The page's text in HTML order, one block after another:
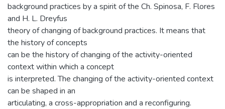
background practices by a spirit of the Ch. Spinosa, F. Flores
and H. L. Dreyfus
theory of changing of background practices. It means that
the history of concepts
can be the history of changing of the activity-oriented
context within which a concept
is interpreted. The changing of the activity-oriented context
can be shaped in an
articulating, a cross-appropriation and a reconfiguring.